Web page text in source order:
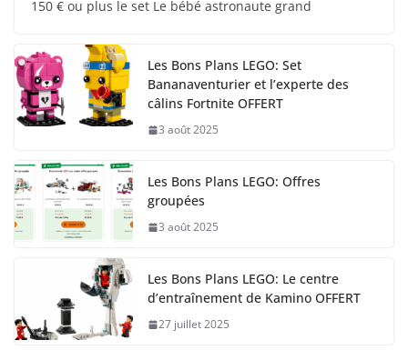
150 € ou plus le set Le bébé astronaute grand
Les Bons Plans LEGO: Set
Bananaventurier et l’experte des
câlins Fortnite OFFERT
3 août 2025
Les Bons Plans LEGO: Offres
groupées
3 août 2025
Les Bons Plans LEGO: Le centre
d’entraînement de Kamino OFFERT
27 juillet 2025